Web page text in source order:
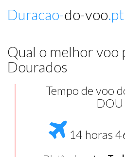
Duracao-do-voo.pt
Qual o melhor voo
Dourados
Tempo de voo
DOU
14 horas